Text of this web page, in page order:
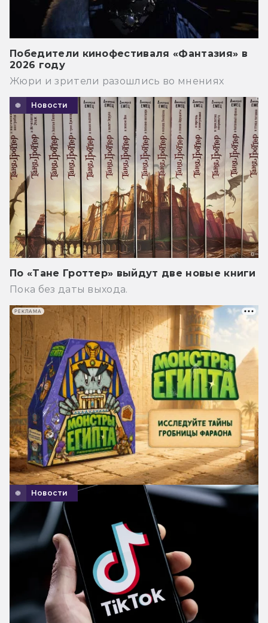
Победители кинофестиваля «Фантазия» в
2026 году
Жюри и зрители разошлись во мнениях
Новости
По «Тане Гроттер» выйдут две новые книги
Пока без даты выхода.
Новости
РЕКЛАМА